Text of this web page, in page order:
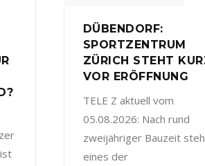
DÜBENDORF:
SPORTZENTRUM
ZÜRICH STEHT
VOR ERÖFFNUNG
TELE Z aktuell vom
05.08.2026: Nach rund
zweijähriger Bauzeit
eines der